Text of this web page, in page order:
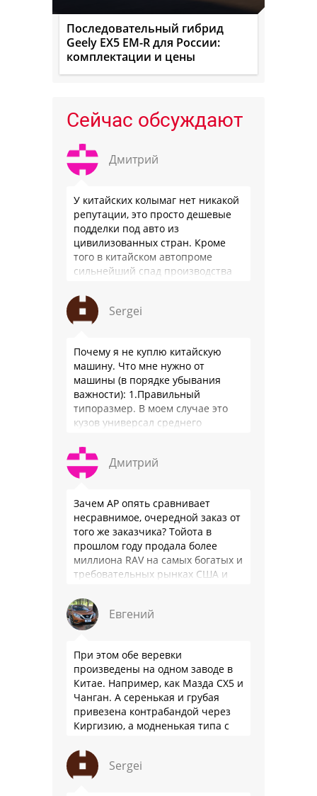
Последовательный гибрид
Geely EX5 EM-R для России:
комплектации и цены
Сейчас обсуждают
Дмитрий
У китайских колымаг нет никакой
репутации, это просто дешевые
подделки под авто из
цивилизованных стран. Кроме
того в китайском автопроме
сильнейший спад производства
почти все китайские
производители работают …
Sergei
Почему я не куплю китайскую
машину. Что мне нужно от
машины (в порядке убывания
важности): 1.Правильный
типоразмер. В моем случае это
кузов универсал среднего
быть уверенным, что она меня
везде довезет и …
Дмитрий
Зачем АР опять сравнивает
несравнимое, очередной заказ от
того же заказчика? Тойота в
прошлом году продала более
миллиона RAV на самых богатых и
требовательных рынках США и
подтвердив статус …
Евгений
При этом обе веревки
произведены на одном заводе в
Китае. Например, как Мазда СХ5 и
Чанган. А серенькая и грубая
привезена контрабандой через
Киргизию, а модненькая типа с
Sergei